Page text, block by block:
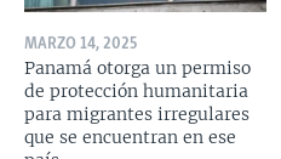
MARZO 14, 2025
Panamá otorga un permiso
de protección humanitaria
para migrantes irregulares
que se encuentran en ese